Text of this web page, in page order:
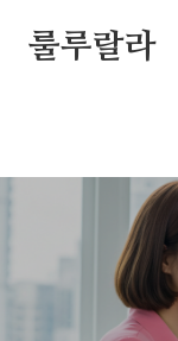
룰루랄라